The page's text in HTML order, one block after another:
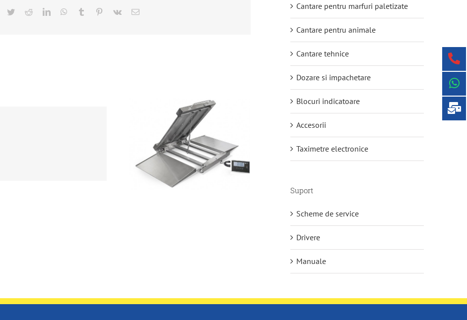
Facebook
TwitterRedditLinkedInWhatsApp
Tumblr Pinterest
Vk
E-
Cantare pentru marfuri paletizate
Cantare pentru animale
Cantare tehnice
Dozare si impachetare
Blocuri indicatoare
Accesorii
Taximetre electronice
Suport
Scheme de service
Drivere
Manuale